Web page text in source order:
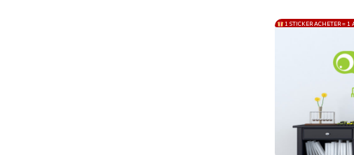
1 STICKER ACHETER = 1